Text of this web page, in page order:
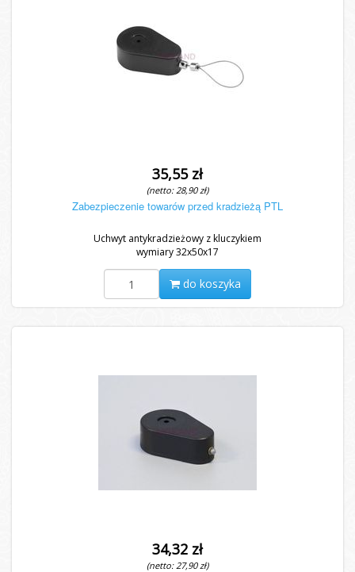
35,55 zł
(netto: 28,90 zł)
Zabezpieczenie towarów przed kradzieżą PTL
Uchwyt antykradzieżowy z kluczykiem
wymiary 32x50x17
do koszyka
34,32 zł
(netto: 27,90 zł)